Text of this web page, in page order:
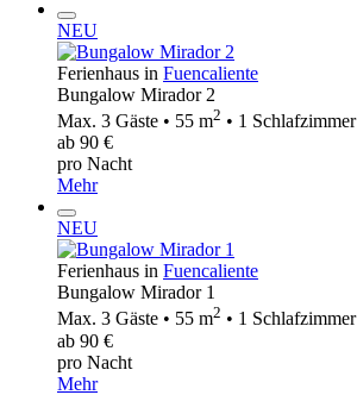
NEU
Ferienhaus in Fuencaliente
Bungalow Mirador 2
Max. 3 Gäste • 55 m2 • 1 Schlafzimmer
ab 90 €
pro Nacht
Mehr
NEU
Ferienhaus in Fuencaliente
Bungalow Mirador 1
Max. 3 Gäste • 55 m2 • 1 Schlafzimmer
ab 90 €
pro Nacht
Mehr